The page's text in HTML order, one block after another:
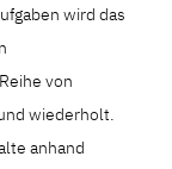
wird das
von
wiederholt.
anhand